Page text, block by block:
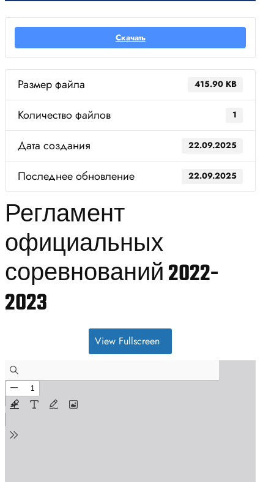
Скачать
Размер файла 415.90 KB
Количество файлов 1
Дата создания 22.09.2025
Последнее обновление 22.09.2025
Регламент
официальных
соревнований 2022-
2023
View Fullscreen